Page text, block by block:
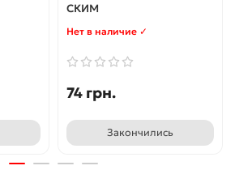
CКИМ
Нет в наличие ✓
74 грн.
Закончились